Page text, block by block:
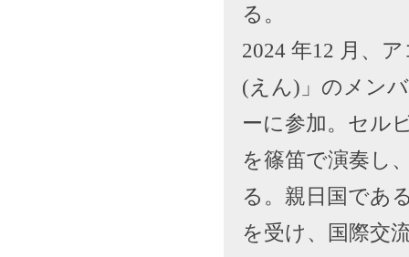
る。
2024 年12 月、
(えん)」のメン
ーに参加。セル
を篠笛で演奏し
る。親日国であ
を受け、国際交